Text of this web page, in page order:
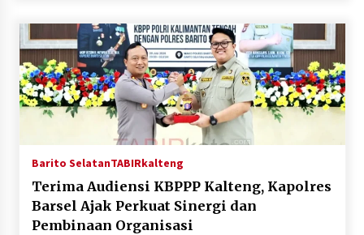
Barito SelatanTABIRkalteng
Terima Audiensi KBPPP Kalteng, Kapolres
Barsel Ajak Perkuat Sinergi dan
Pembinaan Organisasi